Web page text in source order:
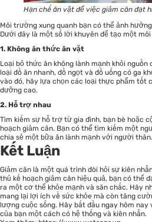
Hạn chế ăn vặt để việc giảm cân đạt
Môi trường xung quanh bạn có thể ảnh
Dưới đây là một số lời khuyên để tạo một
1. Không ăn thức ăn vặt
Loại bỏ thức ăn không lành mạnh khỏi nguồn
loại đồ ăn nhanh, đồ ngọt và đồ uống có ga
vào đó, hãy lựa chọn các loại thực phẩm tốt
dưỡng cao.
2. Hỗ trợ nhau
Tìm kiếm sự hỗ trợ từ gia đình, bạn bè hoặc
hoạch giảm cân. Bạn có thể tìm kiếm một
chia sẻ một bữa ăn lành mạnh với người thân.
Kết Luận
Giảm cân là một quá trình đòi hỏi sự kiên
thủ kế hoạch giảm cân hiệu quả, bạn có thể
ra một cơ thể khỏe mạnh và săn chắc. Hãy
mang lại lợi ích về sức khỏe mà còn tăng
lượng cuộc sống. Hãy bắt đầu ngay hôm
của bạn một cách có hệ thống và kiên nhẫn.